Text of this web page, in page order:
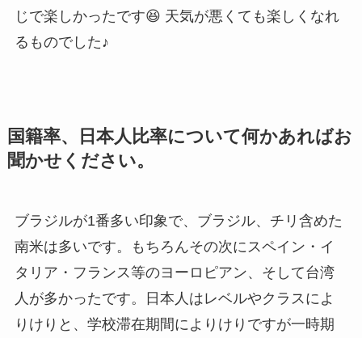
じで楽しかったです😆 天気が悪くても楽しくなれ
るものでした♪
国籍率、日本人比率について何かあればお
聞かせください。
ブラジルが1番多い印象で、ブラジル、チリ含めた
南米は多いです。もちろんその次にスペイン・イ
タリア・フランス等のヨーロピアン、そして台湾
人が多かったです。日本人はレベルやクラスによ
りけりと、学校滞在期間によりけりですが一時期